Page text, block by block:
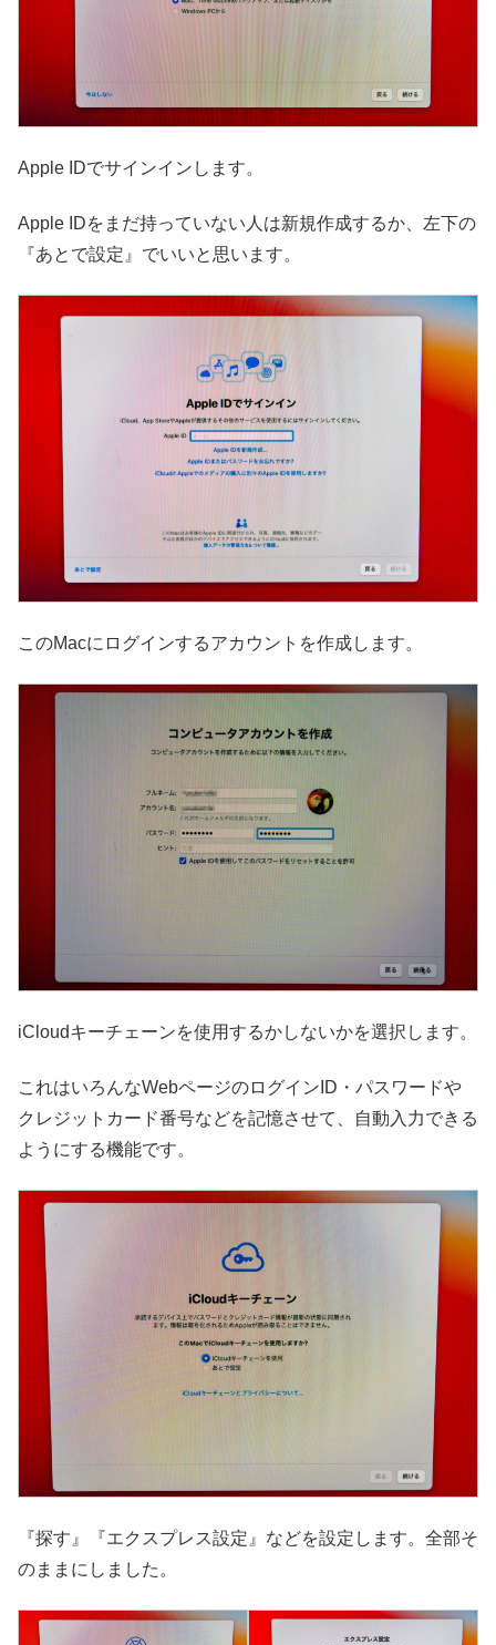
Apple IDでサインインします。
Apple IDをまだ持っていない人は新規作成するか、左下の
『あとで設定』でいいと思います。
このMacにログインするアカウントを作成します。
iCloudキーチェーンを使用するかしないかを選択します。
これはいろんなWebページのログインID・パスワードや
クレジットカード番号などを記憶させて、自動入力できる
ようにする機能です。
『探す』『エクスプレス設定』などを設定します。全部そ
のままにしました。